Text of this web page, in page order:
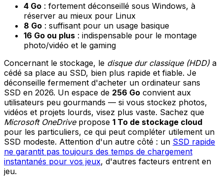
4 Go : fortement déconseillé sous Windows, à
réserver au mieux pour Linux
8 Go : suffisant pour un usage basique
16 Go ou plus : indispensable pour le montage
photo/vidéo et le gaming
Concernant le stockage, le disque dur classique (HDD) a
cédé sa place au SSD, bien plus rapide et fiable. Je
déconseille fermement d'acheter un ordinateur sans
SSD en 2026. Un espace de 256 Go convient aux
utilisateurs peu gourmands — si vous stockez photos,
vidéos et projets lourds, visez plus vaste. Sachez que
Microsoft OneDrivepropose 1 To de stockage cloud
pour les particuliers, ce qui peut compléter utilement un
SSD modeste. Attention d'un autre côté : un SSD rapide
ne garantit pas toujours des temps de chargement
instantanés pour vos jeux, d'autres facteurs entrent en
jeu.